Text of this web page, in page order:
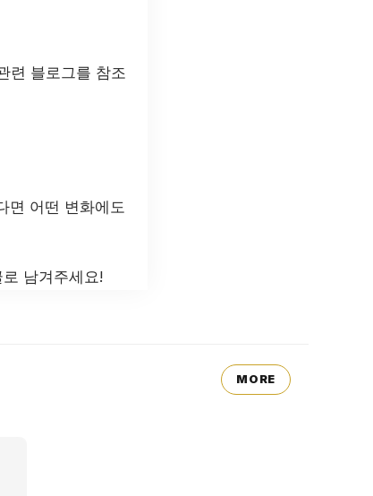
련 블로그를 참조
면 어떤 변화에도
남겨주세요!
MORE